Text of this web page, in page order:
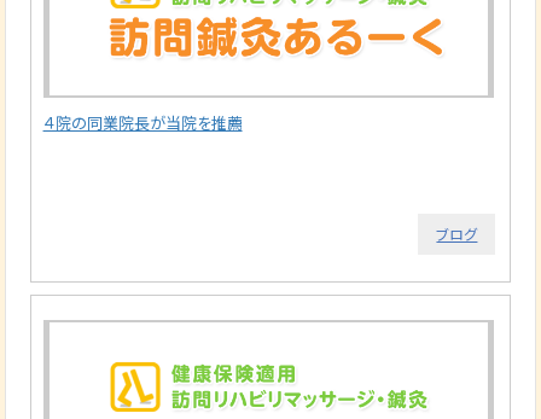
４院の同業院長が当院を推薦
ブログ